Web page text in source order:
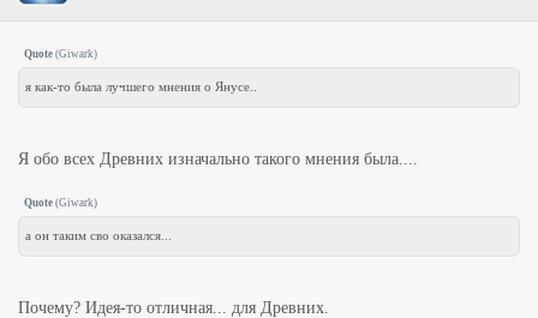
Quote (Giwark)
я как-то была лучшего мнения о Янусе..
Я обо всех Древних изначально такого мнения была....
Quote (Giwark)
а он таким сво оказался...
Почему? Идея-то отличная... для Древних.